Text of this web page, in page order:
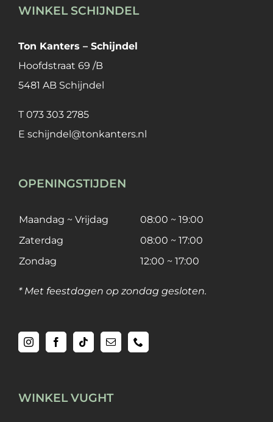
WINKEL SCHIJNDEL
Ton Kanters – Schijndel
Hoofdstraat 69 /B
5481 AB Schijndel
T 073 303 2785
E schijndel@tonkanters.nl
OPENINGSTIJDEN
Maandag ~ Vrijdag
08:00 ~ 19:00
Zaterdag
08:00 ~ 17:00
Zondag
12:00 ~ 17:00
* Met feestdagen op zondag gesloten.
WINKEL VUGHT